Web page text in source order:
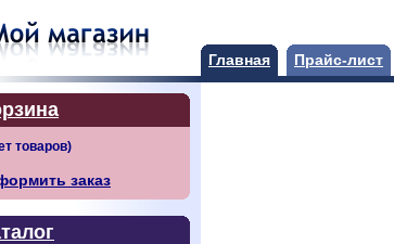
Главная Прайс-лист
заказ